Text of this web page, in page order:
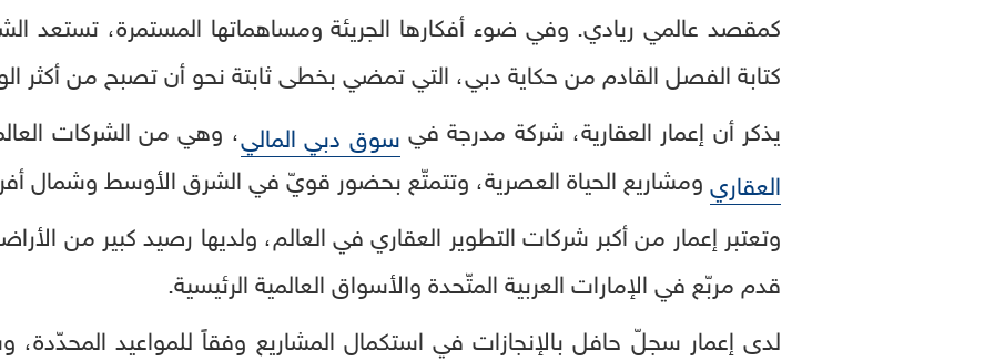
كمقصد عالمي ريادي. وفي ضوء أفكارها الجريئة ومساهماتها المستمرة، تستعد
كتابة الفصل القادم من حكاية دبي، التي تمضي بخطى ثابتة نحو أن تصبح من أكثر
يذكر أن إعمار العقارية، شركة مدرجة في سوق دبي المالي، وهي من الشركات
العقاريومشاريع الحياة العصرية، وتتمتّع بحضور قويّ في الشرق الأوسط وشمال
قدم مربّع في الإمارات العربية المتّحدة والأسواق العالمية الرئيسية.